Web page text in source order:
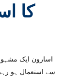
کا
اسارون ایک
سے استعمال ہو